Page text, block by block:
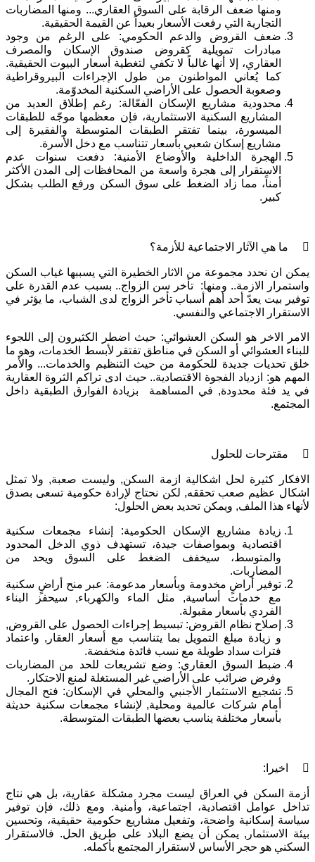
ومنها ضعف الرقابة على السوق العقاري... ومنها المضاربات
التجارية التي رفعت الأسعار بعيداً عن القيمة الحقيقية.
ضعف القروض والدعم الحكومي: على الرغم من وجود
مبادرات تمويلية كقروض صندوق الإسكان والمصرف
العقاري، إلا أنها غالباً لا تكفي لتغطية أسعار البيوت الحقيقية.
كما يُعاني المواطنون من طول الإجراءات البيروقراطية
وصعوبة الحصول على الأراضي السكنية المخدوّمة.
محدودية مشاريع الإسكان الفعّالة: رغم إطلاق العديد من
المشاريع السكنية الاستثمارية، فإن معظمها موجّه للطبقات
الميسورة، بينما تفتقر الطبقات المتوسطة والفقيرة إلى
مشاريع إسكان شعبي بأسعار تتناسب مع دخل الأسرة.
الهجرة الداخلية والأوضاع الأمنية: دفعت سنوات عدم
الاستقرار إلى هجرة واسعة من المحافظات إلى المدن الأكثر
أمناً، مما زاد الضغط على سوق السكن ورفع الطلب بشكل
كبير.
 ما هي الآثار الاجتماعية للأزمة؟
يمكن ان نحدد مجموعة من الاثار الخطيرة التي يسببها غياب السكن
واستمرار الازمة.. ومنها: تأخر سن الزواج.. بسبب عدم القدرة على
توفير بيت يعدّ أحد أهم أسباب تأخر الزواج لدى الشباب، ما يؤثر في
الاستقرار الاجتماعي والنفسي.
الامر الاخر هو السكن العشوائي: حيث اضطر الكثيرون إلى اللجوء
للبناء العشوائي أو السكن في مناطق تفتقر لأبسط الخدمات، وهو ما
خلق تحديات جديدة للحكومة من حيث التنظيم والخدمات... والأمر
المهم هو: ازدياد الفجوة الاقتصادية.. حيث ادى تراكم الثروة العقارية
في يد فئة محدودة, في المساهمة بزيادة الفوارق الطبقية داخل
المجتمع.
 مقترحات للحلول
الافكار كثيرة لحل اشكالية ازمة السكن, وليست صعبة, ولا تمثل
اشكال عظيم صعب تحققه, لكن نحتاج لإرادة حكومية تسعى بصدق
لأنهاء هذا الملف, ويمكن تحديد بعض الحلول:
زيادة مشاريع الإسكان الحكومية: إنشاء مجمعات سكنية
اقتصادية وبمواصفات جيدة، تستهدف ذوي الدخل المحدود
والمتوسط، سيخفف الضغط على السوق ويحد من
المضاربات.
توفير أراضٍ مخدومة وبأسعار مدعومة: عبر منح أراضٍ سكنية
مع خدمات أساسية, مثل الماء والكهرباء, سيحفز البناء
الفردي بأسعار مقبولة.
إصلاح نظام القروض: تبسيط إجراءات الحصول على القروض,
و زيادة مبلغ التمويل بما يتناسب مع أسعار العقار, واعتماد
فترات سداد طويلة مع نسب فائدة منخفضة.
ضبط السوق العقاري: وضع تشريعات للحد من المضاربات
وفرض ضرائب على الأراضي غير المستغلة لمنع الاحتكار.
تشجيع الاستثمار الأجنبي والمحلي في الإسكان: فتح المجال
أمام شركات عالمية ومحلية, لإنشاء مجمعات سكنية حديثة
بأسعار مختلفة يناسب بعضها الطبقات المتوسطة.
 اخيرا:
أزمة السكن في العراق ليست مجرد مشكلة عقارية، بل هي نتاج
تداخل عوامل اقتصادية، اجتماعية، وأمنية. ومع ذلك، فإن توفير
سياسة إسكانية واضحة، وتفعيل مشاريع حكومية حقيقية، وتحسين
بيئة الاستثمار, يمكن أن يضع البلاد على طريق الحل. فالاستقرار
السكني هو حجر الأساس لاستقرار المجتمع بأكمله.